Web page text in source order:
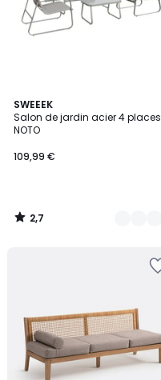
SWEEEK
Salon de jardin acier 4 places
NOTO
109,99 €
2,7
/ 5
2
Couleurs
2,7
/